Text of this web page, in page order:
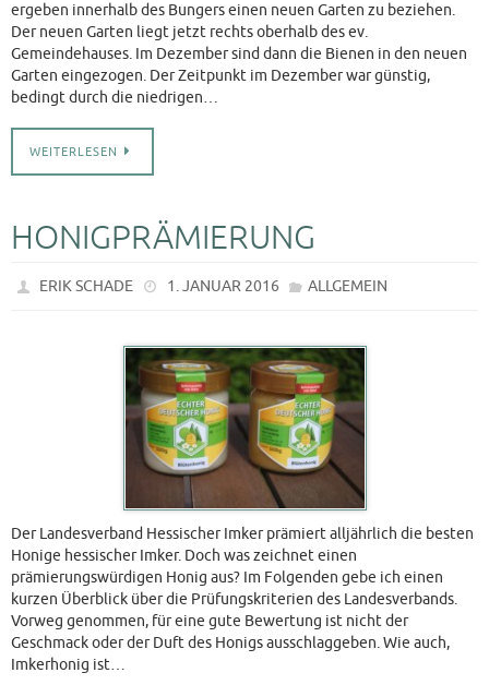
ergeben innerhalb des Bungers einen neuen Garten zu beziehen.
Der neuen Garten liegt jetzt rechts oberhalb des ev.
Gemeindehauses. Im Dezember sind dann die Bienen in den neuen
Garten eingezogen. Der Zeitpunkt im Dezember war günstig,
bedingt durch die niedrigen…
WEITERLESEN
HONIGPRÄMIERUNG
ERIK SCHADE 1. JANUAR 2016 ALLGEMEIN
Der Landesverband Hessischer Imker prämiert alljährlich die besten
Honige hessischer Imker. Doch was zeichnet einen
prämierungswürdigen Honig aus? Im Folgenden gebe ich einen
kurzen Überblick über die Prüfungskriterien des Landesverbands.
Vorweg genommen, für eine gute Bewertung ist nicht der
Geschmack oder der Duft des Honigs ausschlaggeben. Wie auch,
Imkerhonig ist…